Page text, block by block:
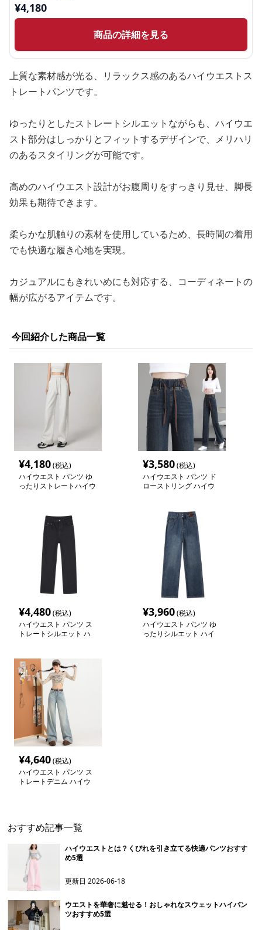
¥4,180
商品の詳細を見る
上質な素材感が光る、リラックス感のあるハイウエストス
トレートパンツです。
ゆったりとしたストレートシルエットながらも、ハイウエ
スト部分はしっかりとフィットするデザインで、メリハリ
のあるスタイリングが可能です。
高めのハイウエスト設計がお腹周りをすっきり見せ、脚長
効果も期待できます。
柔らかな肌触りの素材を使用しているため、長時間の着用
でも快適な履き心地を実現。
カジュアルにもきれいめにも対応する、コーディネートの
幅が広がるアイテムです。
今回紹介した商品一覧
¥4,180(税込)
ハイウエスト パンツ ゆ
ったりストレートハイウ
¥3,580(税込)
ハイウエスト パンツ ド
ローストリング ハイウ
¥4,480(税込)
ハイウエスト パンツ ス
トレートシルエット ハ
¥3,960(税込)
ハイウエスト パンツ ゆ
ったりシルエット ハイ
¥4,640(税込)
ハイウエスト パンツ ス
トレートデニム ハイウ
おすすめ記事一覧
ハイウエストとは？くびれを引き立てる快適パンツおすす
め5選
更新日2026-06-18
ウエストを華奢に魅せる！おしゃれなスウェットハイパン
ツおすすめ5選